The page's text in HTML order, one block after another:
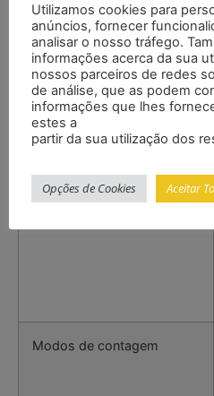
Tempo operacional do
acumulador
Fonte luminosa
Eficiência de contagem
Modos de contagem
Utilizamos cookies para
anúncios, fornecer
analisar o nosso tráfego.
informações acerca da sua
nossos parceiros de redes
de análise, que as podem
informações que lhes
estes a
partir da sua utilização dos
Opções de Cookies Aceitar